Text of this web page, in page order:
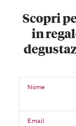
Scopri
in
Nome
Email